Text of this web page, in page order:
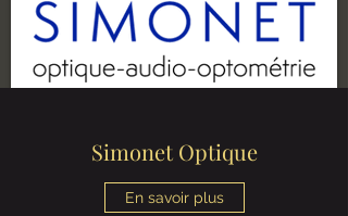
Simonet Optique
En savoir plus